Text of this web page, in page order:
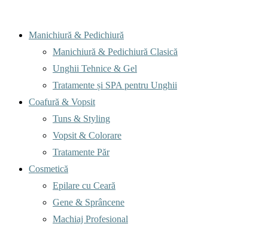
Menu
Manichiură & Pedichiură
Manichiură & Pedichiură Clasică
Unghii Tehnice & Gel
Tratamente și SPA pentru Unghii
Coafură & Vopsit
Tuns & Styling
Vopsit & Colorare
Tratamente Păr
Cosmetică
Epilare cu Ceară
Gene & Sprâncene
Machiaj Profesional